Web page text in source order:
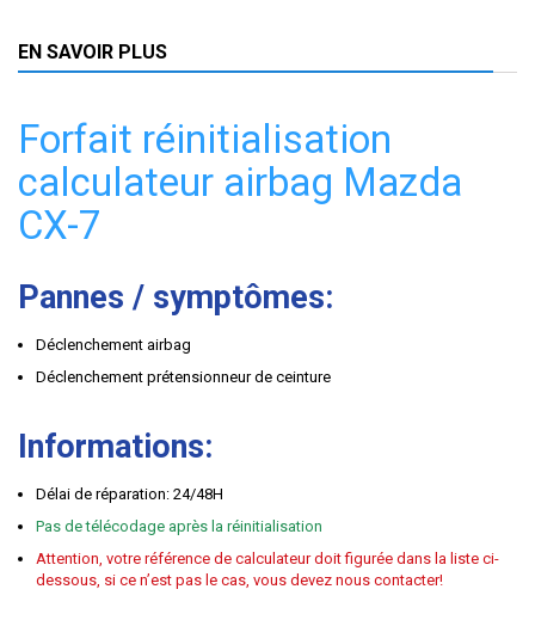
EN SAVOIR PLUS
Forfait réinitialisation
calculateur airbag Mazda
CX-7
Pannes / symptômes:
Déclenchement airbag
Déclenchement prétensionneur de ceinture
Informations:
Délai de réparation: 24/48H
Pas de télécodage après la réinitialisation
Attention, votre référence de calculateur doit figurée dans la liste ci-
dessous, si ce n’est pas le cas, vous devez nous contacter!